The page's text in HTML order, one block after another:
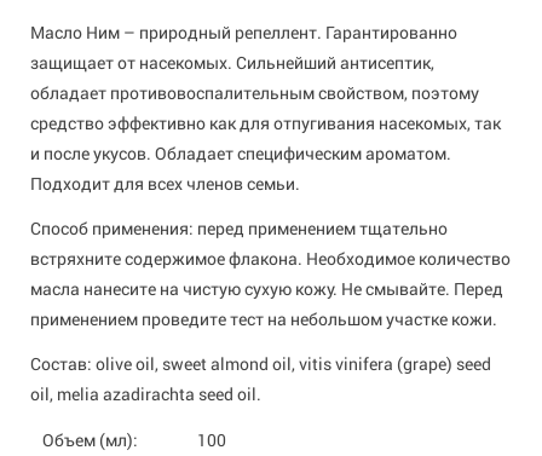
Масло Ним – природный репеллент. Гарантированно
защищает от насекомых. Сильнейший антисептик,
обладает противовоспалительным свойством, поэтому
средство эффективно как для отпугивания насекомых, так
и после укусов. Обладает специфическим ароматом.
Подходит для всех членов семьи.
Способ применения: перед применением тщательно
встряхните содержимое флакона. Необходимое количество
масла нанесите на чистую сухую кожу. Не смывайте. Перед
применением проведите тест на небольшом участке кожи.
Состав: olive oil, sweet almond oil, vitis vinifera (grape) seed
oil, melia azadirachta seed oil.
Объем (мл):
100